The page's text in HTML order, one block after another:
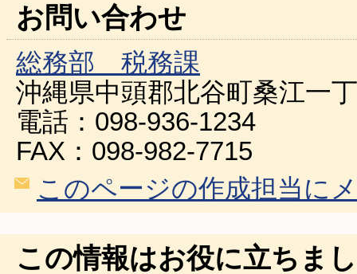
お問い合わせ
総務部 税務課
沖縄県中頭郡北谷町桑江一
電話：098-936-1234
FAX：098-982-7715
このページの作成担当に
この情報はお役に立ちま